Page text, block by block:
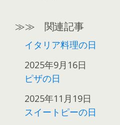
≫≫ 関連記事
イタリア料理の日
日付
2025年9月16日
ピザの日
日付
2025年11月19日
スイートピーの日